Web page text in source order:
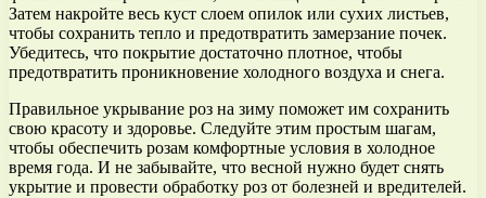
Затем накройте весь куст слоем опилок или сухих листьев,
чтобы сохранить тепло и предотвратить замерзание почек.
Убедитесь, что покрытие достаточно плотное, чтобы
предотвратить проникновение холодного воздуха и снега.
Правильное укрывание роз на зиму поможет им сохранить
свою красоту и здоровье. Следуйте этим простым шагам,
чтобы обеспечить розам комфортные условия в холодное
время года. И не забывайте, что весной нужно будет снять
укрытие и провести обработку роз от болезней и вредителей.